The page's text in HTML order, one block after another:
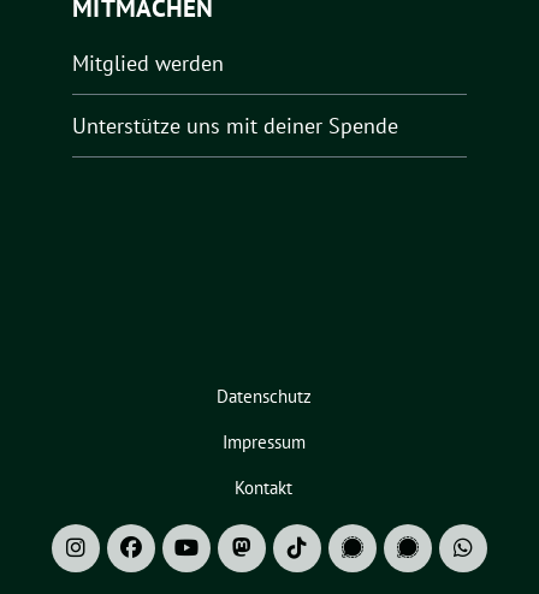
MITMACHEN
Mitglied werden
Unterstütze uns mit deiner Spende
Datenschutz
Impressum
Kontakt